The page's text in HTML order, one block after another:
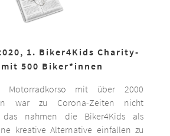
1. Biker4Kids Charity-
mit 500 Biker*innen
Motorradkorso mit über 2000
war zu Corona-Zeiten nicht
nahmen die Biker4Kids als
kreative Alternative einfallen zu